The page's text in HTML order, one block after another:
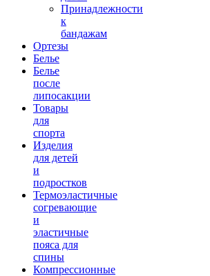
Принадлежности
к
бандажам
Ортезы
Белье
Белье
после
липосакции
Товары
для
спорта
Изделия
для детей
и
подростков
Термоэластичные
согревающие
и
эластичные
пояса для
спины
Компрессионные